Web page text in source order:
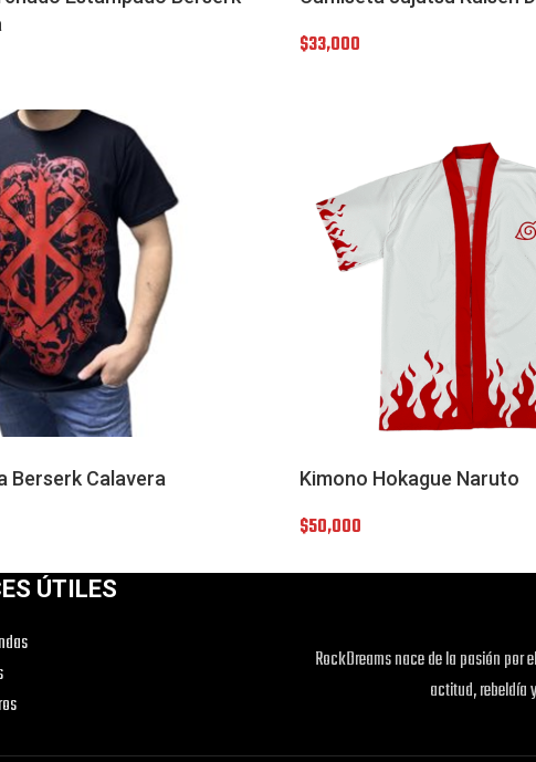
$33,000
Berserk Calavera Kimono Hokague Naruto
$50,000
ÚTILES
RockDreams nace de la pasión por
actitud, rebeldía